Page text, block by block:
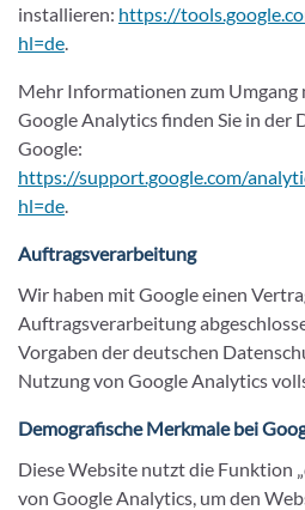
installieren: https://
hl=de.
Mehr Informationen zum
Google Analytics finden Sie in der
Google:
https://support.google.com/
hl=de.
Auftragsverarbeitung
Wir haben mit Google einen
Auftragsverarbeitung
Vorgaben der deutschen
Nutzung von Google Analytics
Demografische Merkmale bei
Diese Website nutzt die Funktion
von Google Analytics, um den